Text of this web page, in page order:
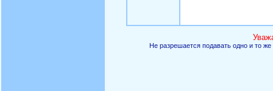
Не разрешается подавать одно и то